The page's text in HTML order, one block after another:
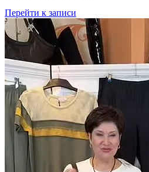
Перейти к записи